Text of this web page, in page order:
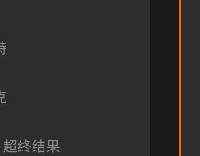
终结果